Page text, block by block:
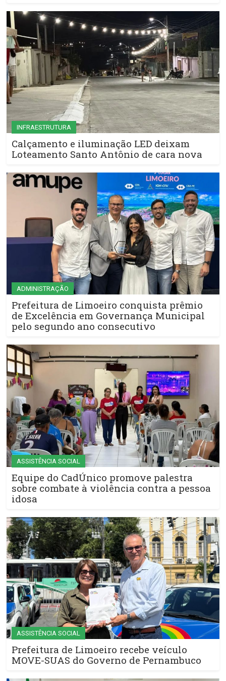
INFRAESTRUTURA
Calçamento e iluminação LED deixam
Loteamento Santo Antônio de cara nova
ADMINISTRAÇÃO
Prefeitura de Limoeiro conquista prêmio
de Excelência em Governança Municipal
pelo segundo ano consecutivo
ASSISTÊNCIA SOCIAL
Equipe do CadÚnico promove palestra
sobre combate à violência contra a pessoa
idosa
ASSISTÊNCIA SOCIAL
Prefeitura de Limoeiro recebe veículo
MOVE-SUAS do Governo de Pernambuco